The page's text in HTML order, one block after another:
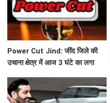
Power Cut Jind: जींद जिले की
उचाना क्षेत्र में आज 3 घंटे का लगा